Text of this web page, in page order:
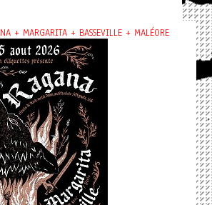
+ MARGARITA + BASSEVILLE + MALÉORE